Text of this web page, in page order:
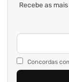
Recebe as
Concordas